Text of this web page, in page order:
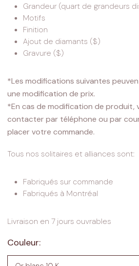
Grandeur (quart de grandeurs
Motifs
Finition
Ajout de diamants ($)
Gravure ($)
*Les modifications suivantes
une modification de prix.
*En cas de modification de produit,
contacter par téléphone ou par
placer votre commande.
Tous nos solitaires et alliances sont:
Fabriqués sur commande
Fabriqués à Montréal
Livraison en 7 jours ouvrables
Couleur: